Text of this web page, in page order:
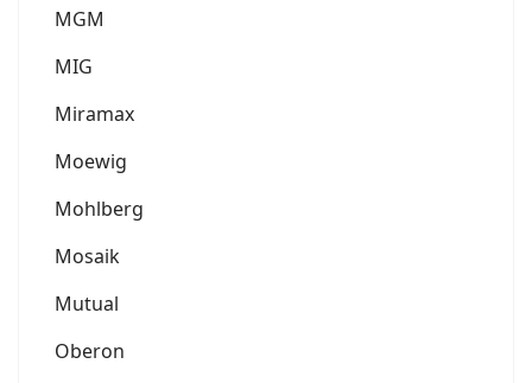
MGM
MIG
Miramax
Moewig
Mohlberg
Mosaik
Mutual
Oberon